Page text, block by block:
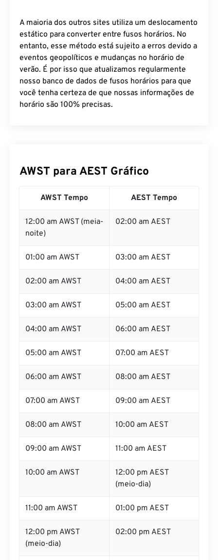
A maioria dos outros sites utiliza um deslocamento
estático para converter entre fusos horários. No
entanto, esse método está sujeito a erros devido a
eventos geopolíticos e mudanças no horário de
verão. É por isso que atualizamos regularmente
nosso banco de dados de fusos horários para que
você tenha certeza de que nossas informações de
horário são 100% precisas.
AWST para AEST Gráfico
AWST Tempo AEST Tempo
12:00 am AWST (meia-
noite)
02:00 am AEST
01:00 am AWST 03:00 am AEST
02:00 am AWST 04:00 am AEST
03:00 am AWST 05:00 am AEST
04:00 am AWST 06:00 am AEST
05:00 am AWST 07:00 am AEST
06:00 am AWST 08:00 am AEST
07:00 am AWST 09:00 am AEST
08:00 am AWST 10:00 am AEST
09:00 am AWST 11:00 am AEST
10:00 am AWST
12:00 pm AEST
(meio-dia)
11:00 am AWST 01:00 pm AEST
12:00 pm AWST
(meio-dia)
02:00 pm AEST